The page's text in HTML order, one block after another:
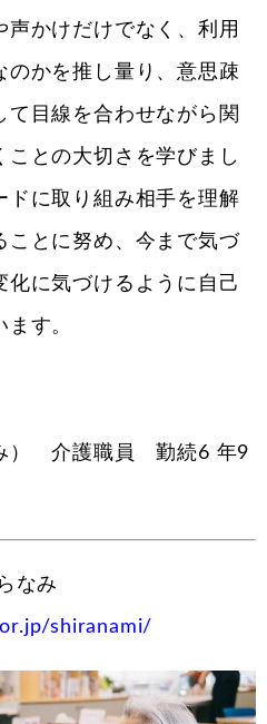
かけだけでなく、利用
のかを推し量り、意思疎
目線を合わせながら関
との大切さを学びまし
ドに取り組み相手を理解
ことに努め、今まで気づ
に気づけるように自己
す。
） 介護職員 勤続6 年9
なみ
shiranami/